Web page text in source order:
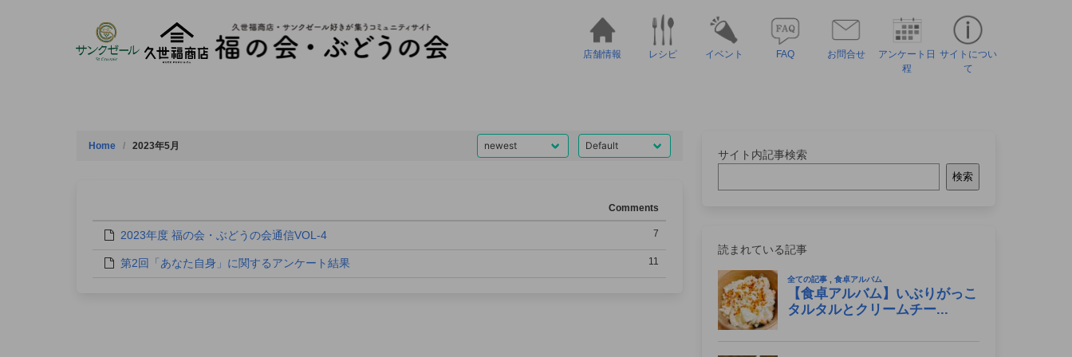
店舗情報 レシピ イベント FAQ お問合せ
アンケート日
程
サイトについ
て
Home 2023年5月
Comments
2023年度 福の会・ぶどうの会通信VOL-4 7
第2回「あなた自身」に関するアンケート結果 11
サイト内記事検索
検索
読まれている記事